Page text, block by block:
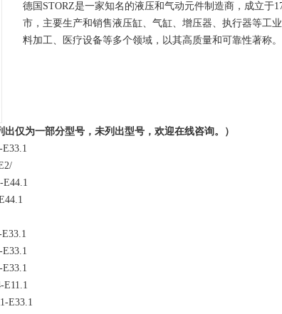
德国STORZ是一家知名的液压和气动元件制造商，成立于
市，主要生产和销售液压缸、气缸、增压器、执行器等工
料加工、医疗设备等多个领域，以其高质量和可靠性著称。
仅为一部分型号，未列出型号，欢迎在线咨询。）
E33.1
E44.1
E33.1
E33.1
E11.1
E33.1